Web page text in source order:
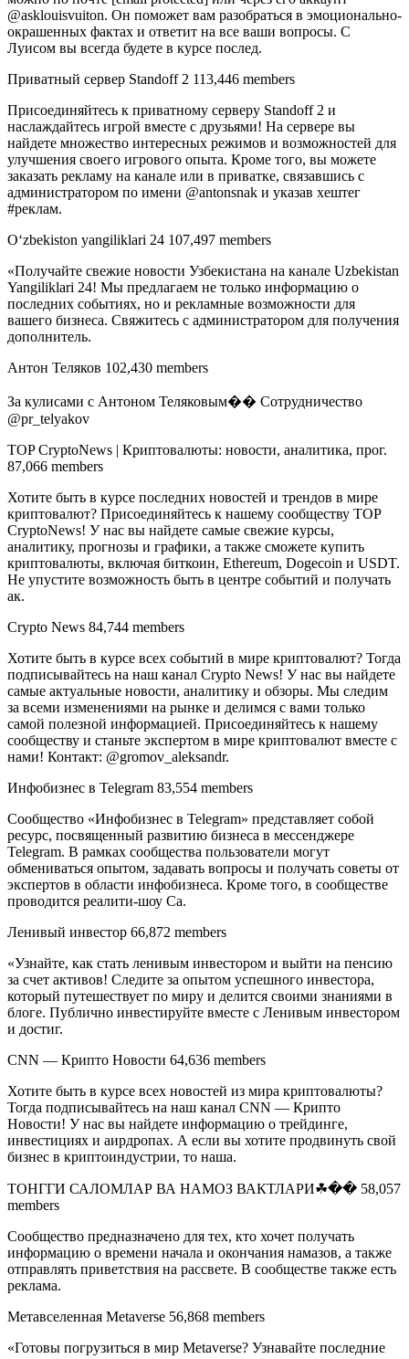
@asklouisvuiton. Он поможет вам разобраться в эмоционально-
окрашенных фактах и ответит на все ваши вопросы. С
Луисом вы всегда будете в курсе послед.
Приватный сервер Standoff 2 113,446 members
Присоединяйтесь к приватному серверу Standoff 2 и
наслаждайтесь игрой вместе с друзьями! На сервере вы
найдете множество интересных режимов и возможностей для
улучшения своего игрового опыта. Кроме того, вы можете
заказать рекламу на канале или в приватке, связавшись с
администратором по имени @antonsnak и указав хештег
#реклам.
O‘zbekiston yangiliklari 24 107,497 members
«Получайте свежие новости Узбекистана на канале Uzbekistan
Yangiliklari 24! Мы предлагаем не только информацию о
последних событиях, но и рекламные возможности для
вашего бизнеса. Свяжитесь с администратором для получения
дополнитель.
Антон Теляков 102,430 members
За кулисами с Антоном Теляковым�� Сотрудничество
@pr_telyakov
TOP CryptoNews | Криптовалюты: новости, аналитика, прог.
87,066 members
Хотите быть в курсе последних новостей и трендов в мире
криптовалют? Присоединяйтесь к нашему сообществу TOP
CryptoNews! У нас вы найдете самые свежие курсы,
аналитику, прогнозы и графики, а также сможете купить
криптовалюты, включая биткоин, Ethereum, Dogecoin и USDT.
Не упустите возможность быть в центре событий и получать
ак.
Crypto News 84,744 members
Хотите быть в курсе всех событий в мире криптовалют? Тогда
подписывайтесь на наш канал Crypto News! У нас вы найдете
самые актуальные новости, аналитику и обзоры. Мы следим
за всеми изменениями на рынке и делимся с вами только
самой полезной информацией. Присоединяйтесь к нашему
сообществу и станьте экспертом в мире криптовалют вместе с
нами! Контакт: @gromov_aleksandr.
Инфобизнес в Telegram 83,554 members
Сообщество «Инфобизнес в Telegram» представляет собой
ресурс, посвященный развитию бизнеса в мессенджере
Telegram. В рамках сообщества пользователи могут
обмениваться опытом, задавать вопросы и получать советы от
экспертов в области инфобизнеса. Кроме того, в сообществе
проводится реалити-шоу Са.
Ленивый инвестор 66,872 members
«Узнайте, как стать ленивым инвестором и выйти на пенсию
за счет активов! Следите за опытом успешного инвестора,
который путешествует по миру и делится своими знаниями в
блоге. Публично инвестируйте вместе с Ленивым инвестором
и достиг.
CNN — Крипто Новости 64,636 members
Хотите быть в курсе всех новостей из мира криптовалюты?
Тогда подписывайтесь на наш канал CNN — Крипто
Новости! У нас вы найдете информацию о трейдинге,
инвестициях и аирдропах. А если вы хотите продвинуть свой
бизнес в криптоиндустрии, то наша.
ТОНГГИ САЛОМЛАР ВА НАМОЗ ВАКТЛАРИ☘�� 58,057
members
Сообщество предназначено для тех, кто хочет получать
информацию о времени начала и окончания намазов, а также
отправлять приветствия на рассвете. В сообществе также есть
реклама.
Метавселенная Metaverse 56,868 members
«Готовы погрузиться в мир Metaverse? Узнавайте последние